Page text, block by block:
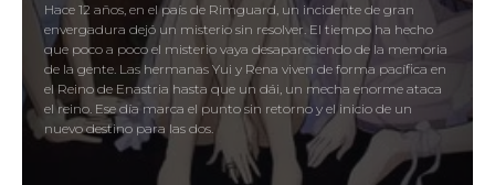
Hace 12 años, en el país de Rimguard, un incidente de gran
envergadura dejó un misterio sin resolver. El tiempo ha hecho
que poco a poco el misterio vaya desapareciendo de la memoria
de la gente. Las hermanas Yui y Rena viven de forma pacífica en
el Reino de Enastria hasta que un dái, un mecha enorme ataca
el reino. Ese día marca el punto sin retorno y el inicio de un
nuevo destino para las dos.